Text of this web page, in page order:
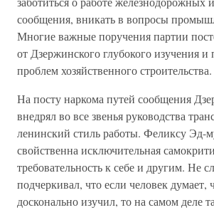
сообщения, вникать в вопросы
Многие важные поручения партии
от Дзержинского глубокого изучения
проблем хозяйственного строительства.
На посту наркома путей сообщения
внедрял во все звенья руководства
ленинский стиль работы. Феликсу Эд-
свойственна исключительная
требовательность к себе и другим. Не
подчеркивал, что если человек думает,
досконально изучил, то на самом деле